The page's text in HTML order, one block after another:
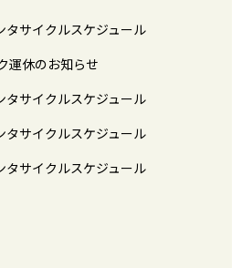
タサイクルスケジュール
運休のお知らせ
タサイクルスケジュール
タサイクルスケジュール
タサイクルスケジュール